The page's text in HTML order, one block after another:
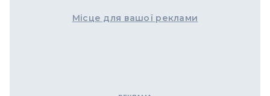
Місце для вашої реклами